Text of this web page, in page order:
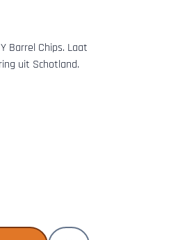
Barrel Chips. Laat
uit Schotland.